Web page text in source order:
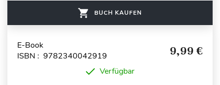
BUCH KAUFEN
E-Book
ISBN : 9782340042919
9,99 €
Verfügbar